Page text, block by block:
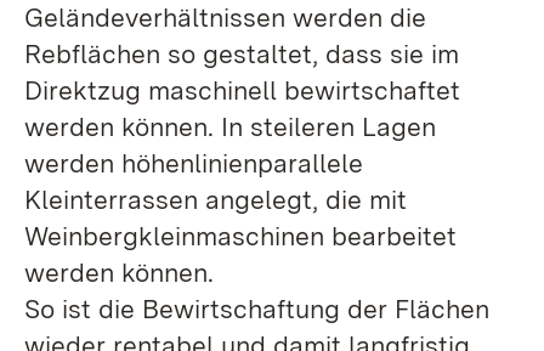
Geländeverhältnissen werden die
Rebflächen so gestaltet, dass sie im
Direktzug maschinell bewirtschaftet
werden können. In steileren Lagen
werden höhenlinienparallele
Kleinterrassen angelegt, die mit
Weinbergkleinmaschinen bearbeitet
werden können.
So ist die Bewirtschaftung der Flächen
wieder rentabel und damit langfristig